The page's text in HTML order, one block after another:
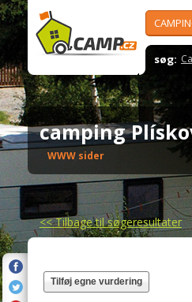
søg:
camping
WWW sider
<<Tilbage til søgeresultater
Tilføj egne vurdering